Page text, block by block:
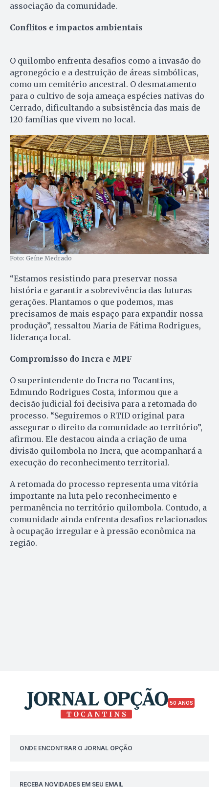
associação da comunidade.
Conflitos e impactos ambientais
O quilombo enfrenta desafios como a invasão do
agronegócio e a destruição de áreas simbólicas,
como um cemitério ancestral. O desmatamento
para o cultivo de soja ameaça espécies nativas do
Cerrado, dificultando a subsistência das mais de
120 famílias que vivem no local.
Foto: Geíne Medrado
“Estamos resistindo para preservar nossa
história e garantir a sobrevivência das futuras
gerações. Plantamos o que podemos, mas
precisamos de mais espaço para expandir nossa
produção”, ressaltou Maria de Fátima Rodrigues,
liderança local.
Compromisso do Incra e MPF
O superintendente do Incra no Tocantins,
Edmundo Rodrigues Costa, informou que a
decisão judicial foi decisiva para a retomada do
processo. “Seguiremos o RTID original para
assegurar o direito da comunidade ao território”,
afirmou. Ele destacou ainda a criação de uma
divisão quilombola no Incra, que acompanhará a
execução do reconhecimento territorial.
A retomada do processo representa uma vitória
importante na luta pelo reconhecimento e
permanência no território quilombola. Contudo, a
comunidade ainda enfrenta desafios relacionados
à ocupação irregular e à pressão econômica na
região.
50 ANOS
ONDE ENCONTRAR O JORNAL OPÇÃO
RECEBA NOVIDADES EM SEU EMAIL